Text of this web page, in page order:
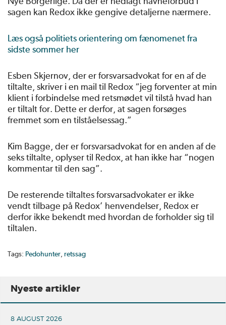
sagen kan Redox ikke gengive detaljerne nærmere.
Læs også politiets orientering om fænomenet fra
sidste sommer her
Esben Skjernov, der er forsvarsadvokat for en af de
tiltalte, skriver i en mail til Redox “jeg forventer at min
klient i forbindelse med retsmødet vil tilstå hvad han
er tiltalt for. Dette er derfor, at sagen forsøges
fremmet som en tilståelsessag.”
Kim Bagge, der er forsvarsadvokat for en anden af de
seks tiltalte, oplyser til Redox, at han ikke har “nogen
kommentar til den sag”.
De resterende tiltaltes forsvarsadvokater er ikke
vendt tilbage på Redox’ henvendelser, Redox er
derfor ikke bekendt med hvordan de forholder sig til
tiltalen.
Tags: Pedohunter retssag
Nyeste artikler
8 AUGUST 2026